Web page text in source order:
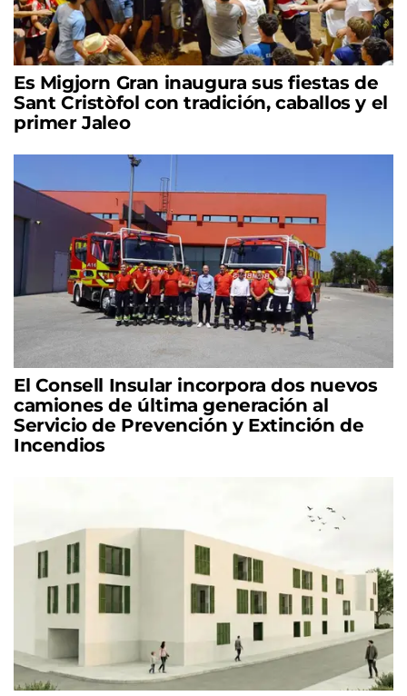
Es Migjorn Gran inaugura sus fiestas de
Sant Cristòfol con tradición, caballos y el
primer Jaleo
El Consell Insular incorpora dos nuevos
camiones de última generación al
Servicio de Prevención y Extinción de
Incendios